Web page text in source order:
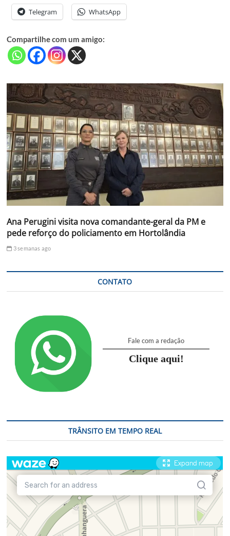
Telegram WhatsApp
Compartilhe com um amigo:
Ana Perugini visita nova comandante-geral da PM e
pede reforço do policiamento em Hortolândia
3 semanas ago
CONTATO
Fale com a redação
Clique aqui!
TRÂNSITO EM TEMPO REAL